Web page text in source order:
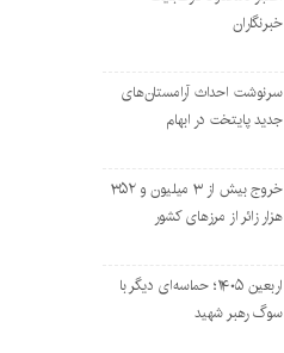
خبرنگاران
سرنوشت احداث آرامستان‌های
جدید پایتخت در ابهام
خروج بیش از ۳ میلیون و ۳۵۲
هزار زائر از مرزهای کشور
اربعین ۱۴۰۵؛ حماسه‌ای دیگر با
سوگ رهبر شهید